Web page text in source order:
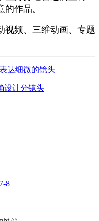
作品。
视频、三维动画、专题
达细微的镜头
设计分镜头
8